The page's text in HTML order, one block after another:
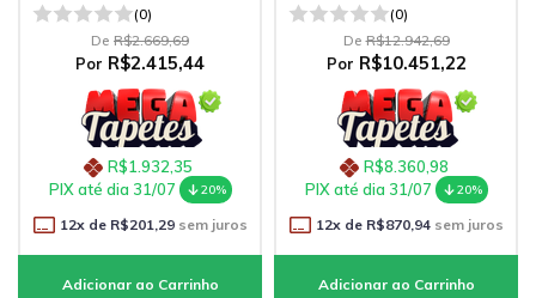
(0)
De R$2.669,69
Por R$2.415,44
R$1.932,35
PIX até dia 31/07
20%
12x de R$201,29sem juros
(0)
De R$12.942,69
Por R$10.451,22
R$8.360,98
PIX até dia 31/07
20%
12x de R$870,94sem juros